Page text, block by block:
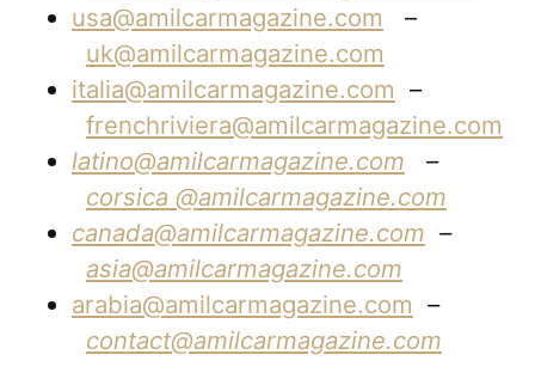
usa@amilcarmagazine.com –
uk@amilcarmagazine.com
italia@amilcarmagazine.com –
frenchriviera@amilcarmagazine.com
latino@amilcarmagazine.com –
corsica @amilcarmagazine.com
canada@amilcarmagazine.com –
asia@amilcarmagazine.com
arabia@amilcarmagazine.com –
contact@amilcarmagazine.com